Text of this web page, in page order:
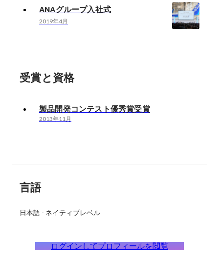
ANAグループ入社式
2019年4月
受賞と資格
製品開発コンテスト優秀賞受賞
2013年11月
言語
日本語 - ネイティブレベル
ログインしてプロフィールを閲覧